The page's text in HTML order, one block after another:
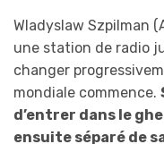
Wladyslaw Szpilman
une station de radio
changer
mondiale commence.
d’entrer dans le
ensuite séparé de